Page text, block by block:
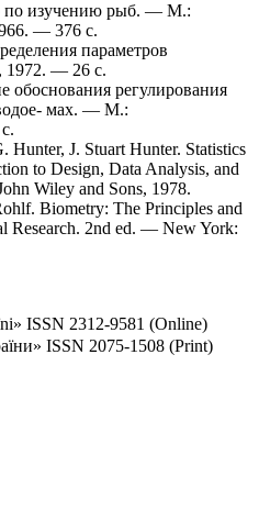
по изучению рыб. — М.:
— 376 с.
параметров
— 26 с.
регулирования
мах. — М.:
Hunter, J. Stuart Hunter. Statistics
to Design, Data Analysis, and
Wiley and Sons, 1978.
Biometry: The Principles and
Research. 2nd ed. — New York:
ISSN 2312-9581 (Online)
ISSN 2075-1508 (Print)